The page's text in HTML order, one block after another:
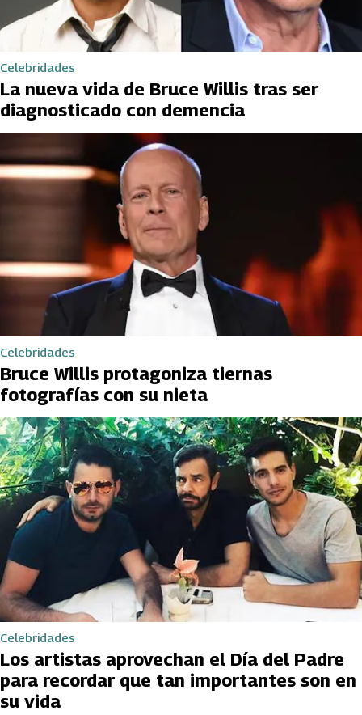
Celebridades
La nueva vida de Bruce Willis tras ser
diagnosticado con demencia
Celebridades
Bruce Willis protagoniza tiernas
fotografías con su nieta
Celebridades
Los artistas aprovechan el Día del Padre
para recordar que tan importantes son en
su vida